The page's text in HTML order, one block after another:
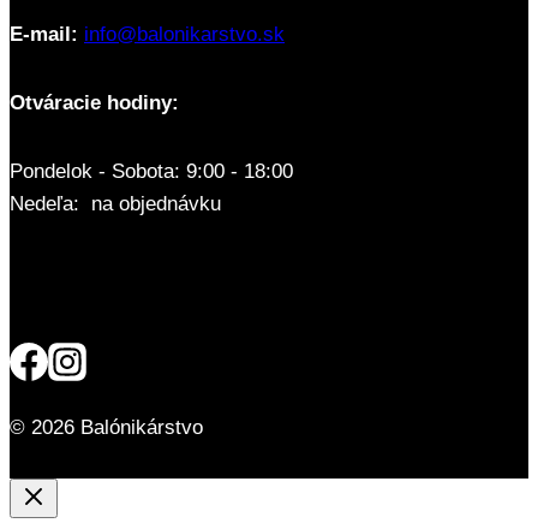
E-mail: info@balonikarstvo.sk
Otváracie hodiny:
Pondelok - Sobota: 9:00 - 18:00
Nedeľa: na objednávku
© 2026 Balónikárstvo